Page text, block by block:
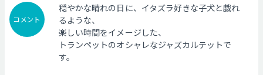
コメント
穏やかな晴れの日に、イタズラ好きな子犬と戯れ
るような、
楽しい時間をイメージした、
トランペットのオシャレなジャズカルテットで
す。